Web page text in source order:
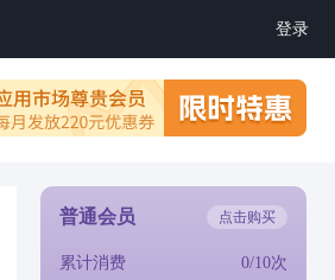
登录
普通会员 点击购买
累计消费 0/10次